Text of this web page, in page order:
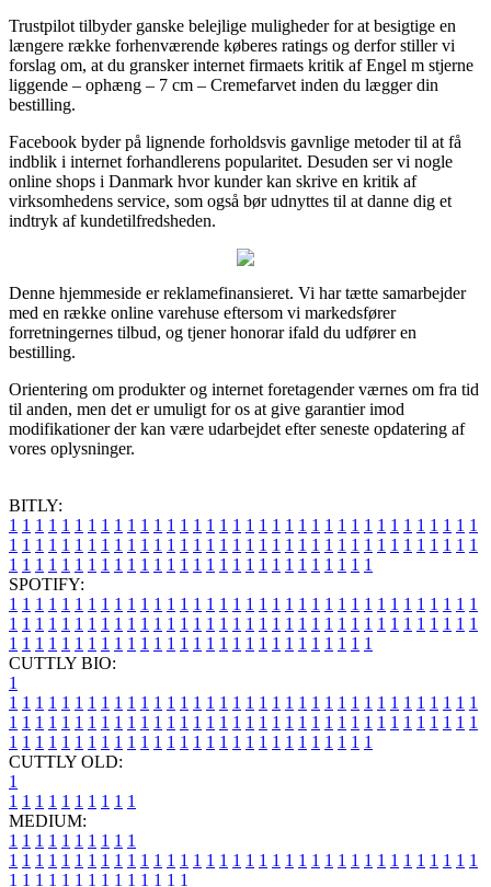
Trustpilot tilbyder ganske belejlige muligheder for at besigtige en
længere række forhenværende køberes ratings og derfor stiller vi
forslag om, at du gransker internet firmaets kritik af Engel m stjerne
liggende – ophæng – 7 cm – Cremefarvet inden du lægger din
bestilling.
Facebook byder på lignende forholdsvis gavnlige metoder til at få
indblik i internet forhandlerens popularitet. Desuden ser vi nogle
online shops i Danmark hvor kunder kan skrive en kritik af
virksomhedens service, som også bør udnyttes til at danne dig et
indtryk af kundetilfredsheden.
Denne hjemmeside er reklamefinansieret. Vi har tætte samarbejder
med en række online varehuse eftersom vi markedsfører
forretningernes tilbud, og tjener honorar ifald du udfører en
bestilling.
Orientering om produkter og internet foretagender værnes om fra tid
til anden, men det er umuligt for os at give garantier imod
modifikationer der kan være udarbejdet efter seneste opdatering af
vores oplysninger.
BITLY:
1 1 1 1 1 1 1 1 1 1 1 1 1 1 1 1 1 1 1 1 1 1 1 1 1 1 1 1 1 1 1 1 1 1 1 1
1 1 1 1 1 1 1 1 1 1 1 1 1 1 1 1 1 1 1 1 1 1 1 1 1 1 1 1 1 1 1 1 1 1 1 1
1 1 1 1 1 1 1 1 1 1 1 1 1 1 1 1 1 1 1 1 1 1 1 1 1 1 1 1
SPOTIFY:
1 1 1 1 1 1 1 1 1 1 1 1 1 1 1 1 1 1 1 1 1 1 1 1 1 1 1 1 1 1 1 1 1 1 1 1
1 1 1 1 1 1 1 1 1 1 1 1 1 1 1 1 1 1 1 1 1 1 1 1 1 1 1 1 1 1 1 1 1 1 1 1
1 1 1 1 1 1 1 1 1 1 1 1 1 1 1 1 1 1 1 1 1 1 1 1 1 1 1 1
CUTTLY BIO:
1
1 1 1 1 1 1 1 1 1 1 1 1 1 1 1 1 1 1 1 1 1 1 1 1 1 1 1 1 1 1 1 1 1 1 1 1
1 1 1 1 1 1 1 1 1 1 1 1 1 1 1 1 1 1 1 1 1 1 1 1 1 1 1 1 1 1 1 1 1 1 1 1
1 1 1 1 1 1 1 1 1 1 1 1 1 1 1 1 1 1 1 1 1 1 1 1 1 1 1 1
CUTTLY OLD:
1
1 1 1 1 1 1 1 1 1 1
MEDIUM:
1 1 1 1 1 1 1 1 1 1
1 1 1 1 1 1 1 1 1 1 1 1 1 1 1 1 1 1 1 1 1 1 1 1 1 1 1 1 1 1 1 1 1 1 1 1
1 1 1 1 1 1 1 1 1 1 1 1 1 1